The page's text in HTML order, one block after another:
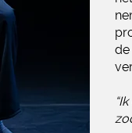
de